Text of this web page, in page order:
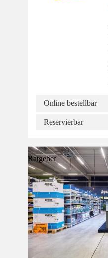
Online bestellbar
Reservierbar
Ratgeber